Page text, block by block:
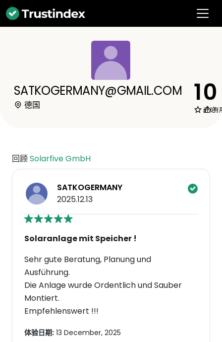
SATKOGERMANY@GMAIL.COM
德国 1
评论
0
有
回顾Solarfive GmbH
SATKOGERMANY
2025.12.13
Solaranlage mit Speicher !
Sehr gute Beratung, Planung und
Ausführung.
Die Anlage wurde Ordentlich und Sauber
Montiert.
Empfehlenswert !!!
体验日期: 13 December, 2025